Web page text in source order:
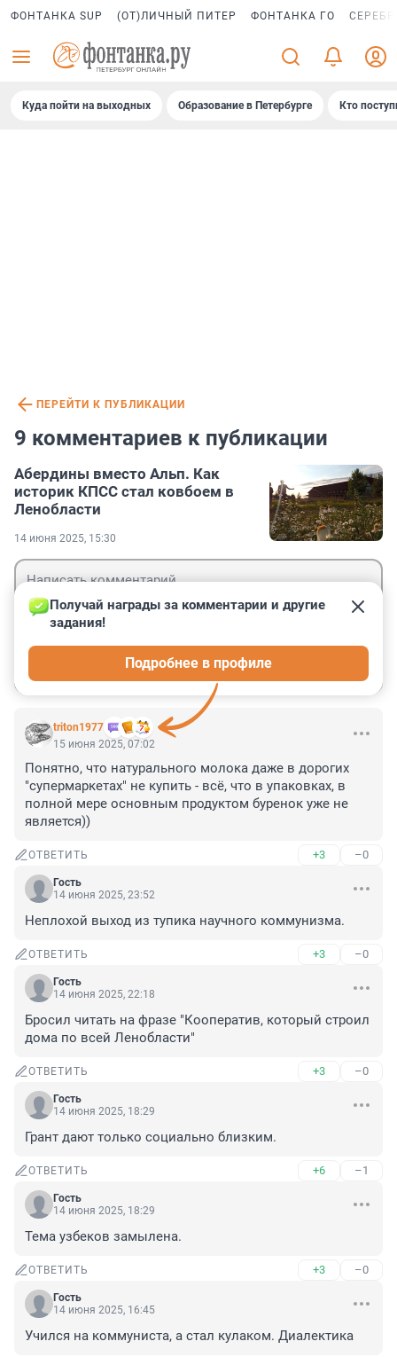
ФОНТАНКА SUP (ОТ)ЛИЧНЫЙ ПИТЕР ФОНТАНКА ГО
Куда пойти на выходных Образование в Петербурге Кто
ПЕРЕЙТИ К ПУБЛИКАЦИИ
9 комментариев к публикации
Абердины вместо Альп. Как
историк КПСС стал ковбоем в
Ленобласти
14 июня 2025, 15:30
triton1977
Получай награды за комментарии и другие
задания!
Подробнее в профиле
15 июня 2025, 07:02
Понятно, что натурального молока даже в дорогих
"супермаркетах" не купить - всё, что в упаковках, в
полной мере основным продуктом буренок уже не
является))
ОТВЕТИТЬ +3 –0
Гость
14 июня 2025, 23:52
Неплохой выход из тупика научного коммунизма.
ОТВЕТИТЬ +3 –0
Гость
14 июня 2025, 22:18
Бросил читать на фразе "Кооператив, который строил
дома по всей Ленобласти"
ОТВЕТИТЬ +3 –0
Гость
14 июня 2025, 18:29
Грант дают только социально близким.
ОТВЕТИТЬ +6 –1
Гость
14 июня 2025, 18:29
Тема узбеков замылена.
ОТВЕТИТЬ +3 –0
Гость
14 июня 2025, 16:45
Учился на коммуниста, а стал кулаком. Диалектика